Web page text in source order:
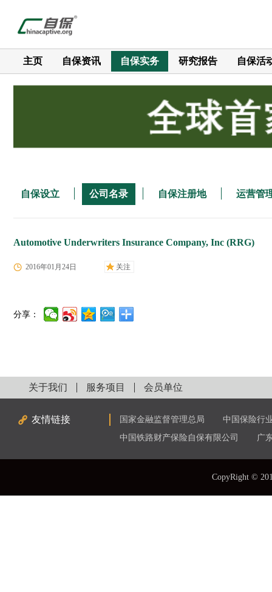
主页 自保资讯 自保实务 研究报告 自保活
自保设立 公司名录 自保注册地 运营管
Automotive Underwriters Insurance Company, Inc (RRG)
2016年01月24日 关注
分享：
关于我们 服务项目 会员单位
友情链接 国家金融监督管理总局
中国保险行
中国铁路财产保险自保有限公司
广
CopyRight ©